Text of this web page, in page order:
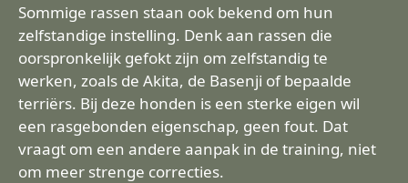
Sommige rassen staan ook bekend om hun
zelfstandige instelling. Denk aan rassen die
oorspronkelijk gefokt zijn om zelfstandig te
werken, zoals de Akita, de Basenji of bepaalde
terriërs. Bij deze honden is een sterke eigen wil
een rasgebonden eigenschap, geen fout. Dat
vraagt om een andere aanpak in de training, niet
om meer strenge correcties.